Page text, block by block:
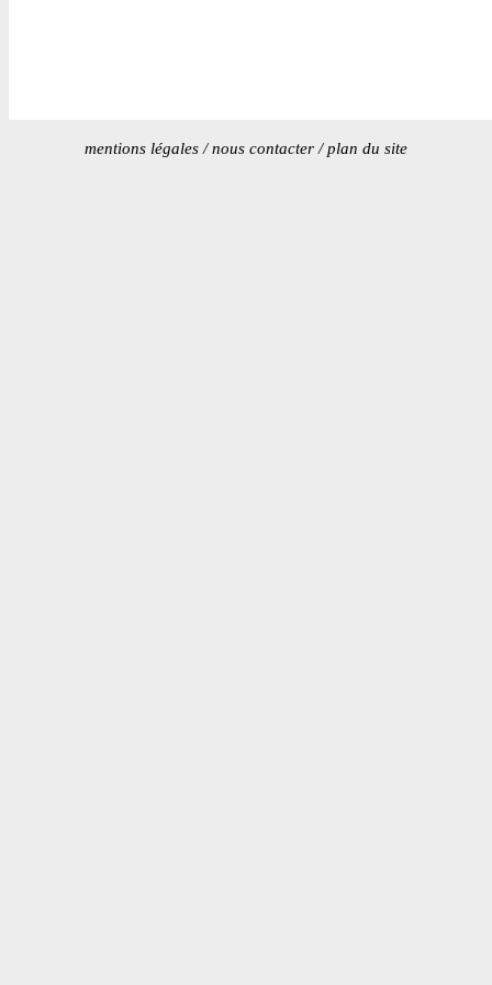
mentions légales /nous contacter /plan du site